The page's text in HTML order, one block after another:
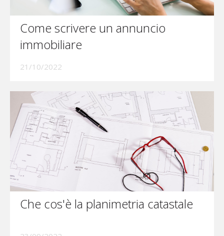
Come scrivere un annuncio
immobiliare
21/10/2022
Che cos'è la planimetria catastale